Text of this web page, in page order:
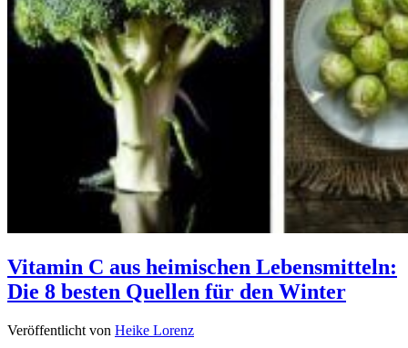
Vitamin C aus heimischen Lebensmitteln:
Die 8 besten Quellen für den Winter
Veröffentlicht von Heike Lorenz